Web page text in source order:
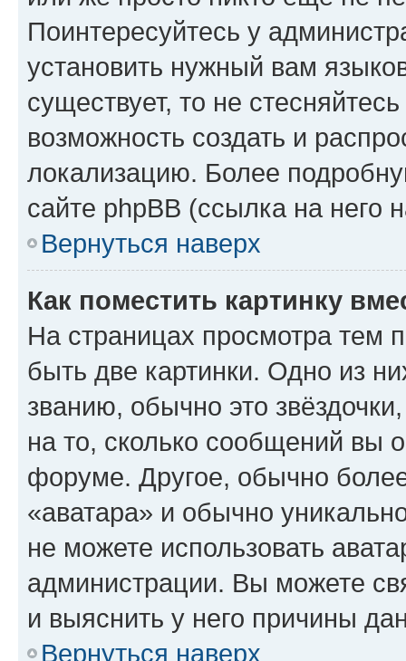
Поинтересуйтесь у
установить нужный вам
существует, то не
возможность создать и
локализацию. Более
сайте phpBB (ссылка на него
Вернуться наверх
Как поместить картинку
На страницах просмотра тем
быть две картинки. Одно из
званию, обычно это
на то, сколько сообщений вы
форуме. Другое, обычно
«аватара» и обычно
не можете использовать
администрации. Вы можете
и выяснить у него причины
Вернуться наверх